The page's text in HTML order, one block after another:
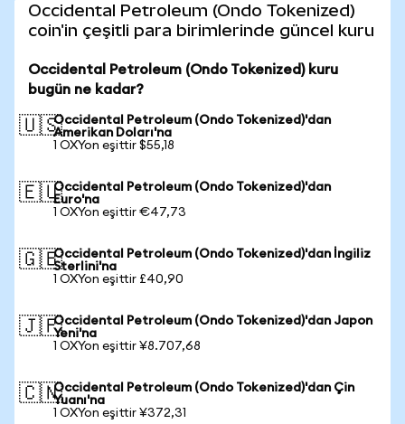
Occidental Petroleum (Ondo Tokenized)
coin'in çeşitli para birimlerinde güncel kuru
Occidental Petroleum (Ondo Tokenized) kuru
bugün ne kadar?
🇺🇸Occidental Petroleum (Ondo Tokenized)'dan
Amerikan Doları'na
1 OXYon eşittir $55,18
🇪🇺Occidental Petroleum (Ondo Tokenized)'dan
Euro'na
1 OXYon eşittir €47,73
🇬🇧Occidental Petroleum (Ondo Tokenized)'dan İngiliz
Sterlini'na
1 OXYon eşittir £40,90
🇯🇵Occidental Petroleum (Ondo Tokenized)'dan Japon
Yeni'na
1 OXYon eşittir ¥8.707,68
🇨🇳Occidental Petroleum (Ondo Tokenized)'dan Çin
Yuanı'na
1 OXYon eşittir ¥372,31